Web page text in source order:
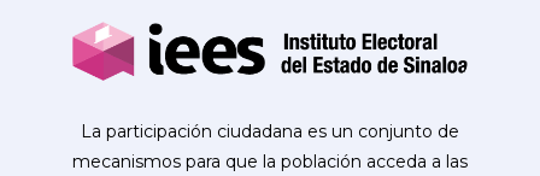
La participación ciudadana es un conjunto de
mecanismos para que la población acceda a las